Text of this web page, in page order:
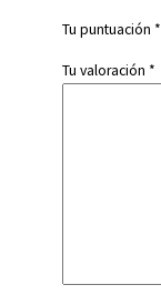
Tu puntuación *
Tu valoración *